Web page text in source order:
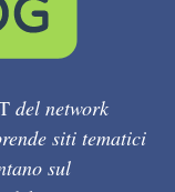
del network
siti tematici
sul